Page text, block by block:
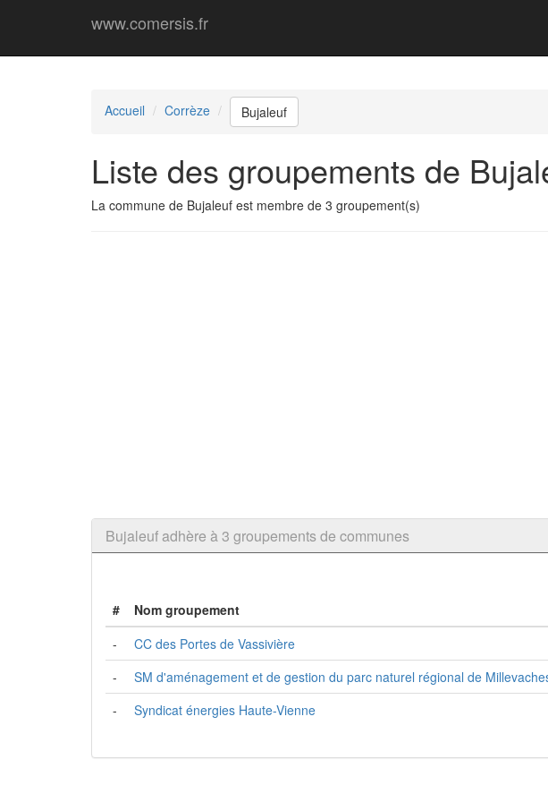
www.comersis.fr
Accueil Corrèze Bujaleuf
Liste des groupements de
La commune de Bujaleuf est membre de 3 groupement(s)
Bujaleuf adhère à 3 groupements de communes
# Nom groupement
-
CC des Portes de Vassivière
-
SM d'aménagement et de gestion du parc naturel régional de
-
Syndicat énergies Haute-Vienne